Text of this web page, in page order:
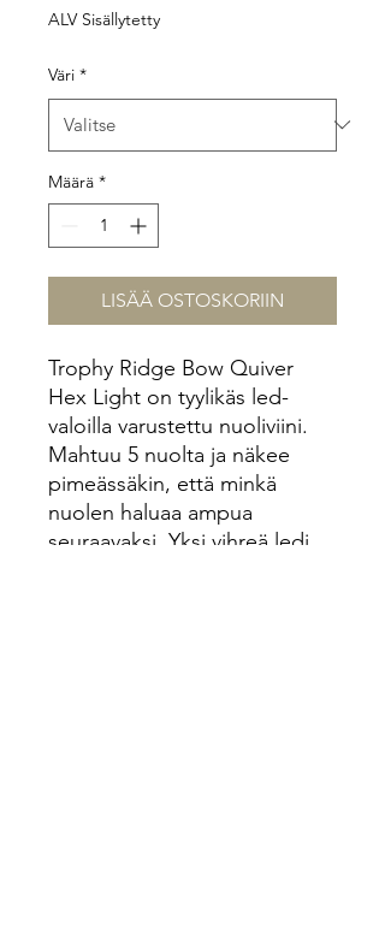
ALV Sisällytetty
Väri *
Määrä *
LISÄÄ OSTOSKORIIN
Trophy Ridge Bow Quiver
Hex Light on tyylikäs led-
valoilla varustettu nuoliviini.
Mahtuu 5 nuolta ja näkee
pimeässäkin, että minkä
nuolen haluaa ampua
seuraavaksi. Yksi vihreä ledi